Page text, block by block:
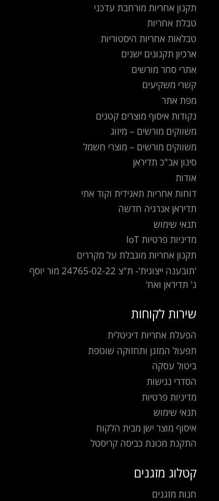
תקנון אחריות מורחבת עדכני
טבלת אחריות
טבלאות אחריות היסטוריות
ארכיון תקנונים ישנים
אתרי סחר מורשים
קשרי משקיעים
מפת אתר
נקודות איסוף מוצרים קטנים
משווקים מורשים – מיזוג
משווקים מורשים – מוצרי חשמל
סינון אב"כ תדיראן
אודות
דוחות אחריות תאגידית וקוד אתי
תדיראן אנרגיה חדשה
תנאי שימוש
מדיניות פרטיות IoT
תקנון אחריות מוגבלת על מקררים
'תובענה ייצוגית'- ת"צ 24765-02-22 מור יוסף
נ' תדיראן ואח'
שירות לקוחות
הפעלת אחריות דיגיטלית
תפעול המזגן ותחזוקה שוטפת
ביטול עסקה
הסדרי נגישות
מדיניות פרטיות
תנאי שימוש
איסוף מוצר ישן מבית הלקוח
התקנת מכונת כביסה קריסטל
קטלוג מזגנים
חנות מזגנים